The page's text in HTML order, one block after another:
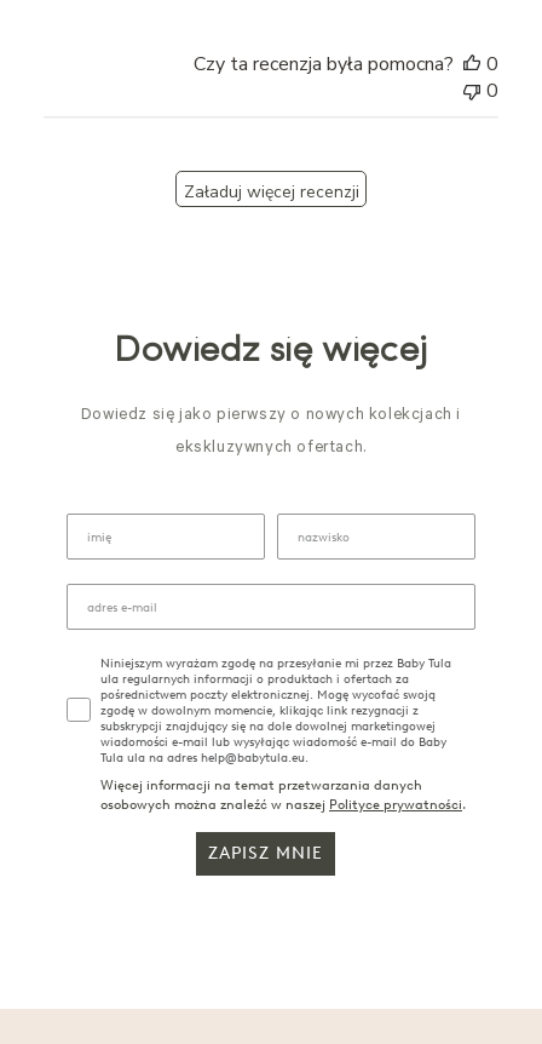
Czy ta recenzja była pomocna?
0
0
Załaduj więcej recenzji
Dowiedz się więcej
Dowiedz się jako pierwszy o nowych kolekcjach i
ekskluzywnych ofertach.
Niniejszym wyrażam zgodę na przesyłanie mi przez Baby Tula
ula regularnych informacji o produktach i ofertach za
pośrednictwem poczty elektronicznej. Mogę wycofać swoją
zgodę w dowolnym momencie, klikając link rezygnacji z
subskrypcji znajdujący się na dole dowolnej marketingowej
wiadomości e-mail lub wysyłając wiadomość e-mail do Baby
Tula ula na adres help@babytula.eu.
Więcej informacji na temat przetwarzania danych
osobowych można znaleźć w naszej Polityce prywatności.
ZAPISZ MNIE